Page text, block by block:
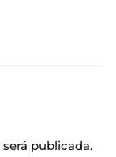
publicada.